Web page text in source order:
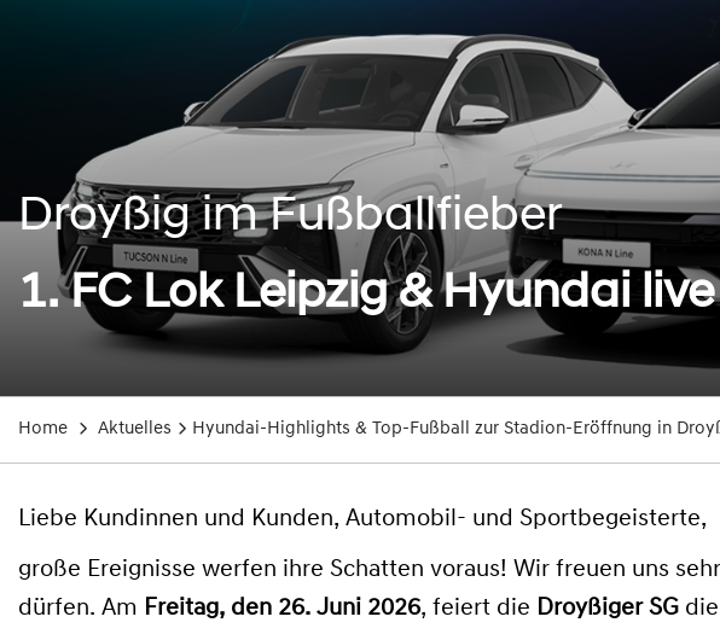
Droyßig im Fußballfieber
1. FC Lok Leipzig & Hyundai
Home Aktuelles Hyundai-Highlights & Top-Fußball zur Stadion-Eröffnung in
Liebe Kundinnen und Kunden, Automobil- und Sportbegeisterte,
große Ereignisse werfen ihre Schatten voraus! Wir freuen uns
dürfen. Am Freitag, den 26. Juni 2026, feiert die Droyßiger SG